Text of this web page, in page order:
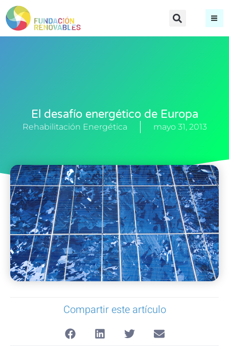
El desafío energético de Europa
Rehabilitación Energética mayo 31, 2013
Compartir este artículo